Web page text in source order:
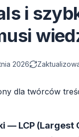
i
2026
— LCP (Largest